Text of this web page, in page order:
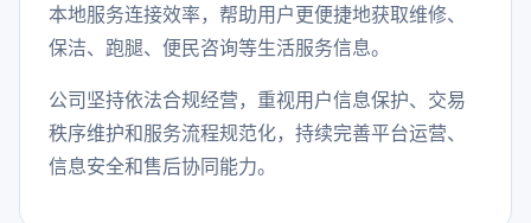
本地服务连接效率，帮助用户更便捷地获取维修、
保洁、跑腿、便民咨询等生活服务信息。
公司坚持依法合规经营，重视用户信息保护、交易
秩序维护和服务流程规范化，持续完善平台运营、
信息安全和售后协同能力。